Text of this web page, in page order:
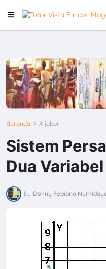
Beranda Aljabar
Sistem
Dua Variabel
by Denny Febiana